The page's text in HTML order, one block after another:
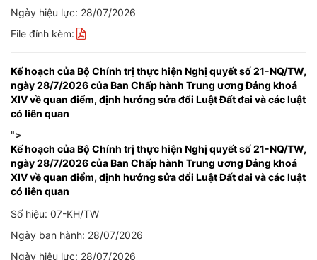
Ngày hiệu lực: 28/07/2026
File đính kèm:
Kế hoạch của Bộ Chính trị thực hiện Nghị quyết số 21-NQ/TW,
ngày 28/7/2026 của Ban Chấp hành Trung ương Đảng khoá
XIV về quan điểm, định hướng sửa đổi Luật Đất đai và các luật
có liên quan
">
Kế hoạch của Bộ Chính trị thực hiện Nghị quyết số 21-NQ/TW,
ngày 28/7/2026 của Ban Chấp hành Trung ương Đảng khoá
XIV về quan điểm, định hướng sửa đổi Luật Đất đai và các luật
có liên quan
Số hiệu: 07-KH/TW
Ngày ban hành: 28/07/2026
Ngày hiệu lực: 28/07/2026